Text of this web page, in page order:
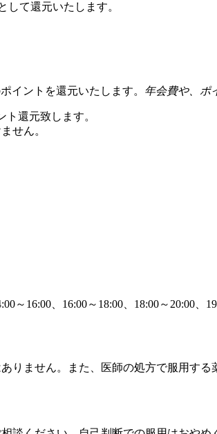
して還元いたします。
イントを還元いたします。 年会費や、ポ
還元致します。
せん。
16:00、16:00～18:00、18:00～20:00、
りません。また、医師の処方で服用す